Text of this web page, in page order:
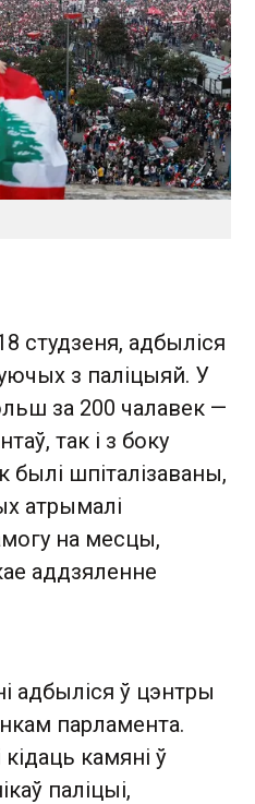
студзеня, адбыліся
з паліцыяй. У
за 200 чалавек —
так і з боку
былі шпіталізаваны,
атрымалі
на месцы,
аддзяленне
адбыліся ў цэнтры
парламента.
камяні ў
паліцыі,